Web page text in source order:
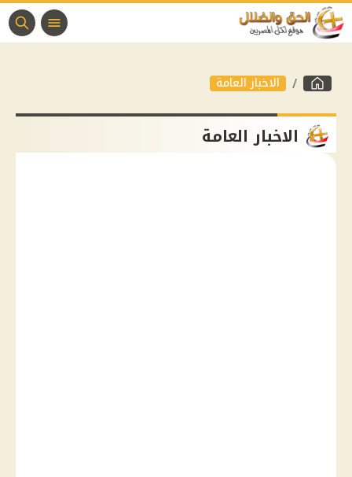
الاخبار العامة
الاخبار العامة